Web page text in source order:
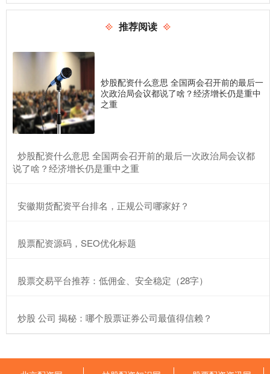
推荐阅读
炒股配资什么意思 全国两会召开前的最后一
次政治局会议都说了啥？经济增长仍是重中
之重
​炒股配资什么意思 全国两会召开前的最后一次政治局会议都
说了啥？经济增长仍是重中之重
​安徽期货配资平台排名，正规公司哪家好？
​股票配资源码，SEO优化标题
​股票交易平台推荐：低佣金、安全稳定（28字）
​炒股 公司 揭秘：哪个股票证券公司最值得信赖？